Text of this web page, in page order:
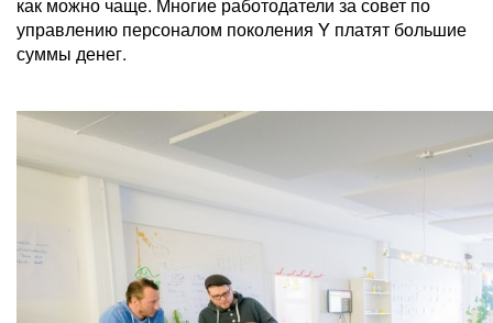
управлению персоналом поколения Y платят большие
суммы денег.